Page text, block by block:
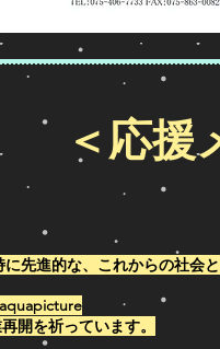
＜応援
先進的な、これからの社会
開を祈っています。